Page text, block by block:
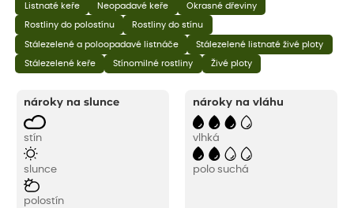
Listnaté keře Neopadavé keře Okrasné dřeviny
Rostliny do polostínu Rostliny do stínu
Stálezelené a poloopadavé listnáče Stálezelené listnaté živé ploty
Stálezelené keře Stínomilné rostliny Živé ploty
nároky na slunce
stín
slunce
polostín
nároky na vláhu
vlhká
polo suchá